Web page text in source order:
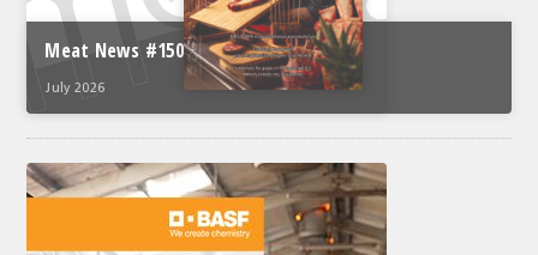
Profile
ΣΥΝΕΔΡΙΟ ΚΡΕΑΤΟΣ
Meat News #150
July 2026